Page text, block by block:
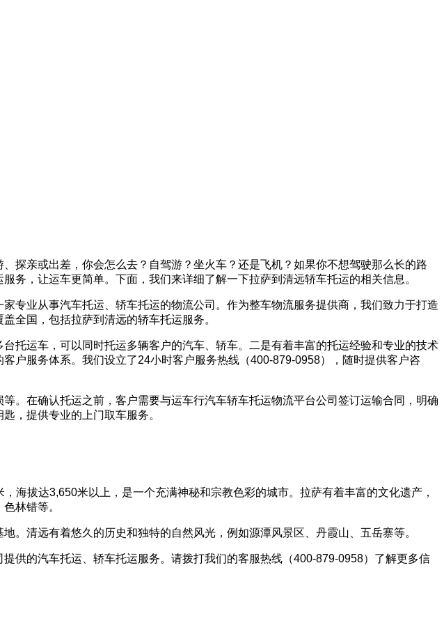
探亲或出差，你会怎么去？自驾游？坐火车？还是飞机？如果你不想驾驶那么长的路
务，让运车更简单。下面，我们来详细了解一下拉萨到清远轿车托运的相关信息。
专业从事汽车托运、轿车托运的物流公司。作为整车物流服务提供商，我们致力于打造
全国，包括拉萨到清远的轿车托运服务。
托运车，可以同时托运多辆客户的汽车、轿车。二是有着丰富的托运经验和专业的技术
户服务体系。我们设立了24小时客户服务热线（400-879-0958），随时提供客户咨
。在确认托运之前，客户需要与运车行汽车轿车托运物流平台公司签订运输合同，明确
，提供专业的上门取车服务。
海拔达3,650米以上，是一个充满神秘和宗教色彩的城市。拉萨有着丰富的文化遗产，
林错等。
。清远有着悠久的历史和独特的自然风光，例如源潭风景区、丹霞山、五岳寨等。
供的汽车托运、轿车托运服务。请拨打我们的客服热线（400-879-0958）了解更多信